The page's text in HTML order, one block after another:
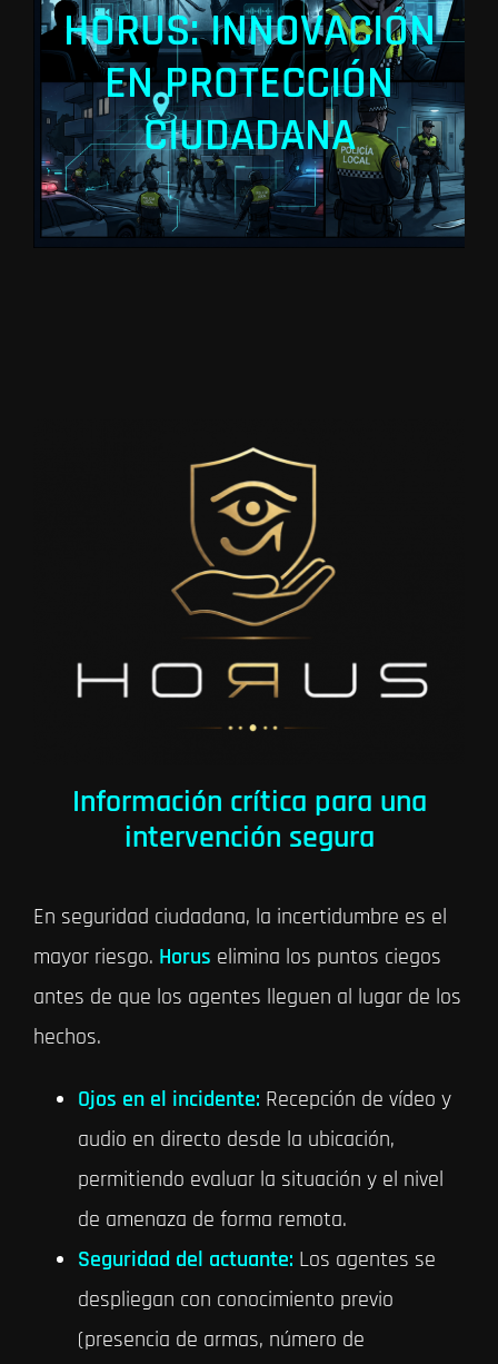
HORUS: INNOVACIÓN
EN PROTECCIÓN
CIUDADANA
Información crítica para una
intervención segura
En seguridad ciudadana, la incertidumbre es el
mayor riesgo. Horus elimina los puntos ciegos
antes de que los agentes lleguen al lugar de los
hechos.
Ojos en el incidente: Recepción de vídeo y
audio en directo desde la ubicación,
permitiendo evaluar la situación y el nivel
de amenaza de forma remota.
Seguridad del actuante: Los agentes se
despliegan con conocimiento previo
(presencia de armas, número de